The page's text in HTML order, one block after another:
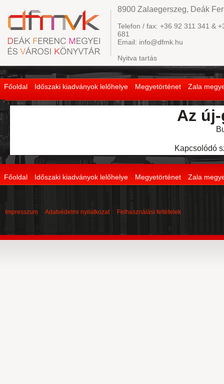
Főoldal Időszaki kiadványok lelőhelye Megyetörténet Zala
8900 Zalaegerszeg, Deák
Telefon / fax: +36 92 311 341 &
681
Email: info@dfmk.hu
Nyitva tartás
Az
Kapcsolódó
Főoldal Időszaki kiadványok lelőhelye Megyetörténet Zala
Impresszum Adatvédelmi nyilatkozat Felhasználási feltételek